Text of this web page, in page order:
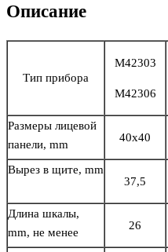
Описание
Тип прибора
М42303
М42306
Размеры лицевой
панели, mm
40х40
Вырез в щите, mm
37,5
Длина шкалы,
mm, не менее
26